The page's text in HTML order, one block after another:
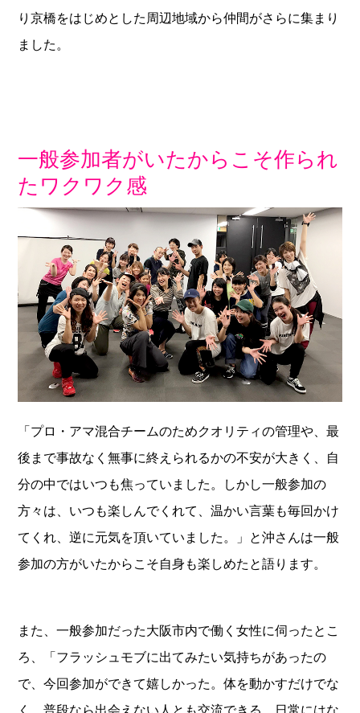
り京橋をはじめとした周辺地域から仲間がさらに集まり
ました。
一般参加者がいたからこそ作られ
たワクワク感
「プロ・アマ混合チームのためクオリティの管理や、最
後まで事故なく無事に終えられるかの不安が大きく、自
分の中ではいつも焦っていました。しかし一般参加の
方々は、いつも楽しんでくれて、温かい言葉も毎回かけ
てくれ、逆に元気を頂いていました。」と沖さんは一般
参加の方がいたからこそ自身も楽しめたと語ります。
また、一般参加だった大阪市内で働く女性に伺ったとこ
ろ、「フラッシュモブに出てみたい気持ちがあったの
で、今回参加ができて嬉しかった。体を動かすだけでな